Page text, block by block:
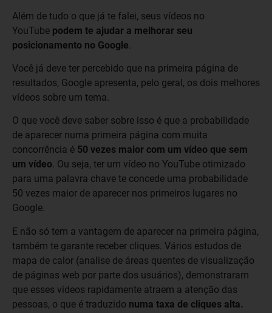
Além de tudo o que já te falei, seus vídeos no
YouTube podem te ajudar a melhorar seu
posicionamento no Google
Você já deve ter percebido que na primeira página de
resultados, Google apresenta, pelo geral, os dois melhores
vídeos sobre um tema.
O que você deve saber sobre isso é que a probabilidade
de aparecer numa primeira página com muita
concorrência é 50 vezes maior com um vídeo que sem
um vídeo. Ou seja, ter um vídeo no YouTube otimizado
para uma palavra chave te concede uma probabilidade
50 vezes maior de aparecer nos primeiros lugares no
Google.
E não só tem a vantagem de aparecer na primeira página,
também te garante receber cliques. Vários estudos de
mapa de calor (analise de áreas quentes de visualização
de páginas web por parte dos usuários), demonstraram
que esses vídeos rapidamente atraem a atenção das
pessoas, o que é traduzido numa taxa de cliques alta.